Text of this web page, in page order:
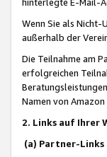
Wenn Sie als Nicht-
außerhalb der
Die Teilnahme am
erfolgreichen
Namen von
2. Links auf Ihrer
(a) Partner-Links